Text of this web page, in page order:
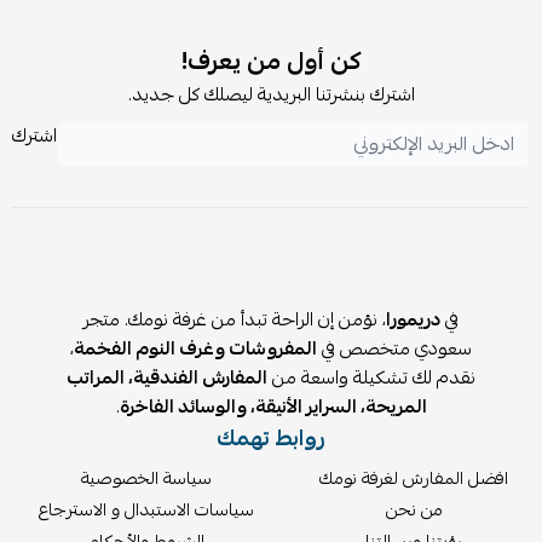
كن أول من يعرف!
اشترك بنشرتنا البريدية ليصلك كل جديد.
اشترك
فيدريمورا، نؤمن إن الراحة تبدأ من غرفة نومك. متجر
سعودي متخصص فيالمفروشات وغرف النوم الفخمة،
نقدم لك تشكيلة واسعة منالمفارش الفندقية، المراتب
المريحة، السراير الأنيقة، والوسائد الفاخرة.
روابط تهمك
افضل المفارش لغرفة نومك
من نحن
سياسة الخصوصية
سياسات الاستبدال و الاسترجاع